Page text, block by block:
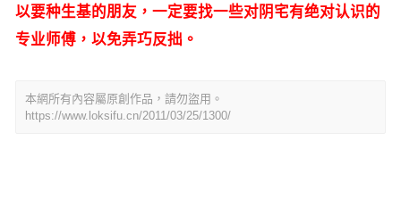
以要种生基的朋友，一定要找一些对阴宅有绝对认识的
专业师傅，以免弄巧反拙。
本網所有內容屬原創作品，請勿盜用。
https://www.loksifu.cn/2011/03/25/1300/